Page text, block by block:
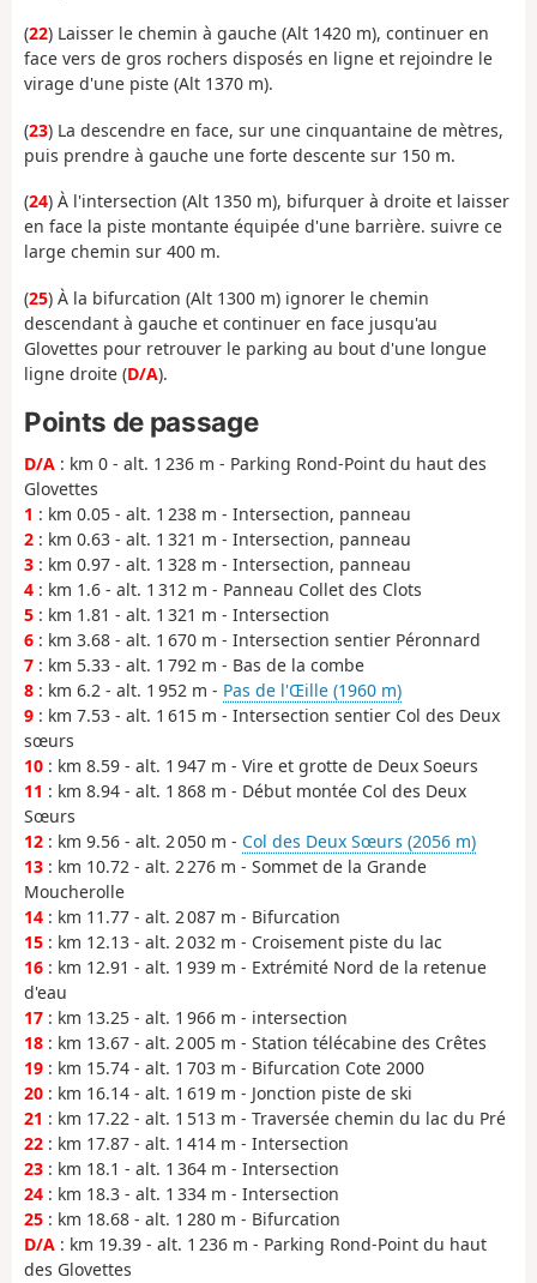
(22) Laisser le chemin à gauche (Alt 1420 m), continuer en
face vers de gros rochers disposés en ligne et rejoindre le
virage d'une piste (Alt 1370 m).
(23) La descendre en face, sur une cinquantaine de mètres,
puis prendre à gauche une forte descente sur 150 m.
(24) À l'intersection (Alt 1350 m), bifurquer à droite et laisser
en face la piste montante équipée d'une barrière. suivre ce
large chemin sur 400 m.
(25) À la bifurcation (Alt 1300 m) ignorer le chemin
descendant à gauche et continuer en face jusqu'au
Glovettes pour retrouver le parking au bout d'une longue
ligne droite (D/A).
Points de passage
D/A : km 0 - alt. 1 236 m - Parking Rond-Point du haut des
Glovettes
1 : km 0.05 - alt. 1 238 m - Intersection, panneau
2 : km 0.63 - alt. 1 321 m - Intersection, panneau
3 : km 0.97 - alt. 1 328 m - Intersection, panneau
4 : km 1.6 - alt. 1 312 m - Panneau Collet des Clots
5 : km 1.81 - alt. 1 321 m - Intersection
6 : km 3.68 - alt. 1 670 m - Intersection sentier Péronnard
7 : km 5.33 - alt. 1 792 m - Bas de la combe
8 : km 6.2 - alt. 1 952 m - Pas de l'Œille (1960 m)
9 : km 7.53 - alt. 1 615 m - Intersection sentier Col des Deux
sœurs
10 : km 8.59 - alt. 1 947 m - Vire et grotte de Deux Soeurs
11 : km 8.94 - alt. 1 868 m - Début montée Col des Deux
Sœurs
12 : km 9.56 - alt. 2 050 m - Col des Deux Sœurs (2056 m)
13 : km 10.72 - alt. 2 276 m - Sommet de la Grande
Moucherolle
14 : km 11.77 - alt. 2 087 m - Bifurcation
15 : km 12.13 - alt. 2 032 m - Croisement piste du lac
16 : km 12.91 - alt. 1 939 m - Extrémité Nord de la retenue
d'eau
17 : km 13.25 - alt. 1 966 m - intersection
18 : km 13.67 - alt. 2 005 m - Station télécabine des Crêtes
19 : km 15.74 - alt. 1 703 m - Bifurcation Cote 2000
20 : km 16.14 - alt. 1 619 m - Jonction piste de ski
21 : km 17.22 - alt. 1 513 m - Traversée chemin du lac du Pré
22 : km 17.87 - alt. 1 414 m - Intersection
23 : km 18.1 - alt. 1 364 m - Intersection
24 : km 18.3 - alt. 1 334 m - Intersection
25 : km 18.68 - alt. 1 280 m - Bifurcation
D/A : km 19.39 - alt. 1 236 m - Parking Rond-Point du haut
des Glovettes